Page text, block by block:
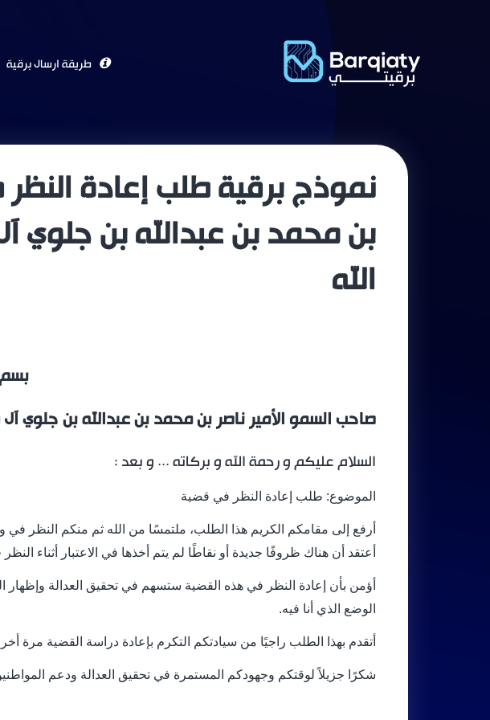
طريقة ارسال برقية
نموذج برقية طلب إعادة
بن محمد بن عبدالله بن جلوي
الله
بسم
صاحب السمو الأمير ناصر بن محمد بن عبدالله بن جلوي
السلام عليكم و رحمة الله و بركاته ... و بعد :
الموضوع: طلب إعادة النظر في قضية
أرفع إلى مقامكم الكريم هذا الطلب، ملتمسًا من الله ثم منكم النظر
أعتقد أن هناك ظروفًا جديدة أو نقاطًا لم يتم أخذها في الاعتبار أثناء النظر
أؤمن بأن إعادة النظر في هذه القضية ستسهم في تحقيق العدالة
الوضع الذي أنا فيه.
أتقدم بهذا الطلب راجيًا من سيادتكم التكرم بإعادة دراسة القضية مرة
شكرًا جزيلاً لوقتكم وجهودكم المستمرة في تحقيق العدالة ودعم